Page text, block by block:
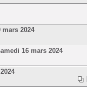
2024
16 mars 2024